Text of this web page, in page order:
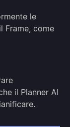
le
Frame, come
il Planner AI